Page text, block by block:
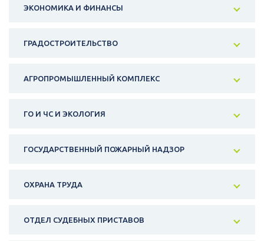
ЭКОНОМИКА И ФИНАНСЫ
ГРАДОСТРОИТЕЛЬСТВО
АГРОПРОМЫШЛЕННЫЙ КОМПЛЕКС
ГО И ЧС И ЭКОЛОГИЯ
ГОСУДАРСТВЕННЫЙ ПОЖАРНЫЙ НАДЗОР
ОХРАНА ТРУДА
ОТДЕЛ СУДЕБНЫХ ПРИСТАВОВ